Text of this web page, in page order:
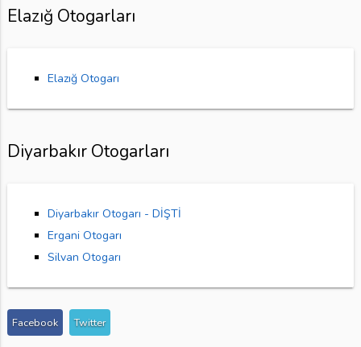
Elazığ Otogarları
Elazığ Otogarı
Diyarbakır Otogarları
Diyarbakır Otogarı - DİŞTİ
Ergani Otogarı
Silvan Otogarı
Facebook Twitter